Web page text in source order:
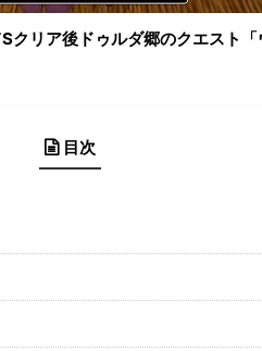
クリア後ドゥルダ郷のクエスト
目次